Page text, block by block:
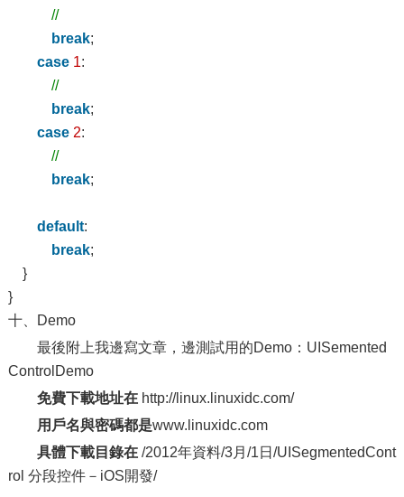
//
break;
case 1:
//
break;
case 2:
//
break;
default:
break;
}
}
十、Demo
最後附上我邊寫文章，邊測試用的Demo：UISemented
ControlDemo
免費下載地址在http://linux.linuxidc.com/
用戶名與密碼都是www.linuxidc.com
具體下載目錄在/2012年資料/3月/1日/UISegmentedCont
rol 分段控件－iOS開發/